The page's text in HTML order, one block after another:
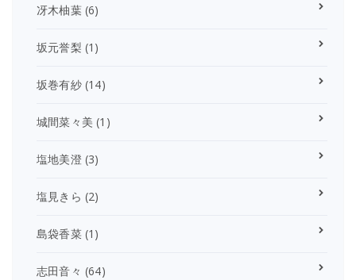
冴木柚葉(6)
坂元誉梨 (1)
坂巻有紗(14)
城間菜々美 (1)
塩地美澄(3)
塩見きら (2)
島袋香菜(1)
志田音々 (64)